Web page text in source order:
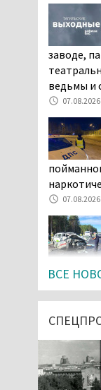
заводе,
ведьмы и
07.08.2026
ВСЕ